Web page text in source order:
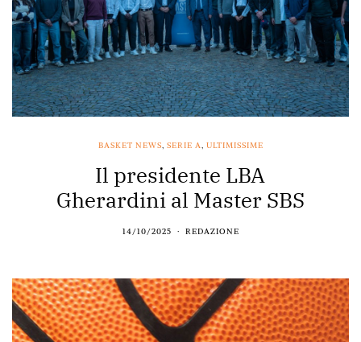
BASKET NEWS, SERIE A, ULTIMISSIME
Il presidente LBA
Gherardini al Master SBS
14/10/2025 REDAZIONE